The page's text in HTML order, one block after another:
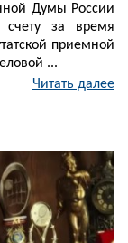
Думы России
счету за время
приемной
...
Читать далее